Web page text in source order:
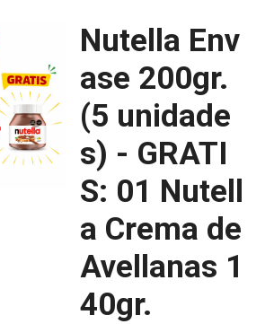
Nutella Env
ase 200gr.
(5 unidade
s) - GRATI
S: 01 Nutell
a Crema de
Avellanas 1
40gr.